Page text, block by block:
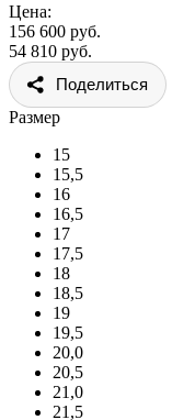
Цена:
156 600 руб.
54 810 руб.
Поделиться
Размер
15
15,5
16
16,5
17
17,5
18
18,5
19
19,5
20,0
20,5
21,0
21,5